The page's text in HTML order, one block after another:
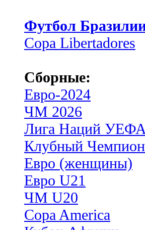
Футбол
Copa Libertadores
Сборные:
Евро-2024
ЧМ 2026
Лига Наций УЕФА
Клубный
Евро (женщины)
Евро U21
ЧМ U20
Copa America